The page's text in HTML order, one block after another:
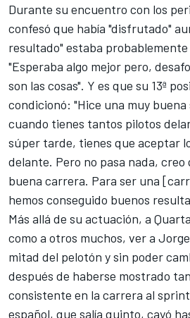
Durante su encuentro con los
confesó que había "disfrutado"
resultado" estaba probablemente
"Esperaba algo mejor pero,
son las cosas". Y es que su 13ª
condicionó: "Hice una muy buena
cuando tienes tantos pilotos
súper tarde, tienes que aceptar
delante. Pero no pasa nada, creo
buena carrera. Para ser una
hemos conseguido buenos
Más allá de su actuación, a
como a otros muchos, ver a
mitad del pelotón y sin poder
después de haberse mostrado
consistente en la carrera al
español, que salía quinto, cayó